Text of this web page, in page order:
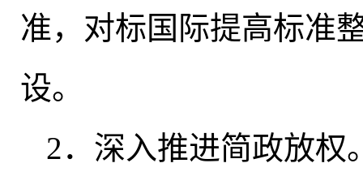
准，对标国际提高标准
设。
2．深入推进简政放权